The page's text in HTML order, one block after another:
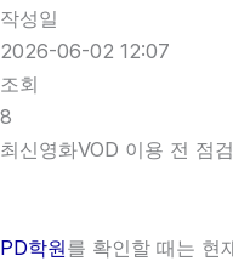
작성일
2026-06-02 12:07
조회
8
최신영화VOD 이용 전 점
PD학원를 확인할 때는 현